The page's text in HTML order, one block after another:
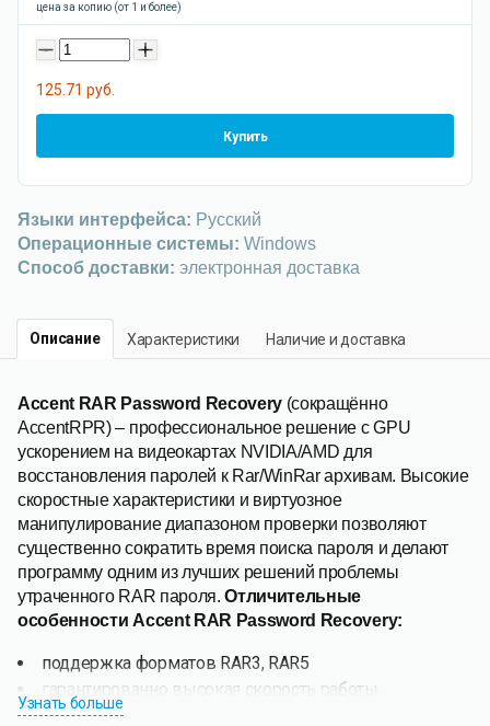
цена за копию (от 1 и более)
- +
125.71 руб.
Купить
Языки интерфейса: Русский
Операционные системы: Windows
Способ доставки: электронная доставка
Описание Характеристики Наличие и доставка
Accent RAR Password Recovery (сокращённо
AccentRPR) – профессиональное решение с GPU
ускорением на видеокартах NVIDIA/AMD для
восстановления паролей к Rar/WinRar архивам. Высокие
скоростные характеристики и виртуозное
манипулирование диапазоном проверки позволяют
существенно сократить время поиска пароля и делают
программу одним из лучших решений проблемы
утраченного RAR пароля.Отличительные
особенности Accent RAR Password Recovery:
поддержка форматов RAR3, RAR5
гарантированно высокая скорость работы
ускорение на видеокартах NVIDIA/AMD
Узнать больше